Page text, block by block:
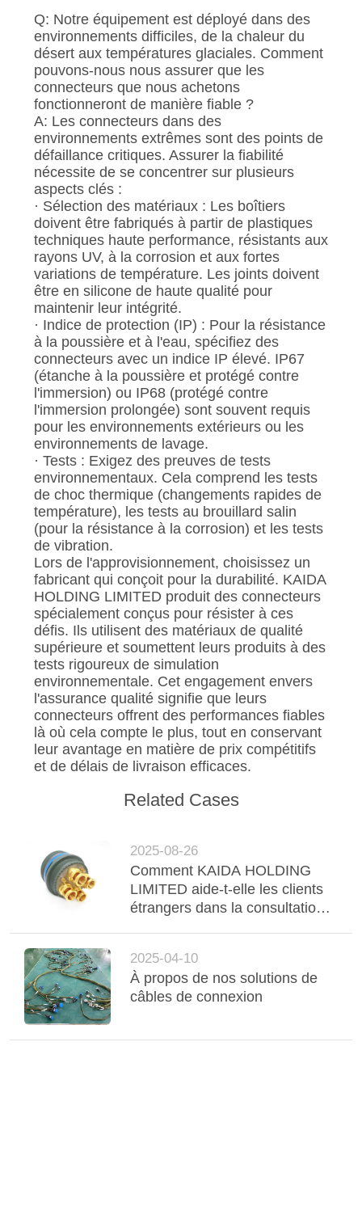
NOUVELLES
LES
AFFAIRES
DEMANDEZ
UN DEVIS
PLAN
SITE
POLITIQUE
MATIÈRE
PROTECTION
VIE
PRIVÉE
Q: Notre équipement est déployé dans des
environnements difficiles, de la chaleur du
désert aux températures glaciales. Comment
pouvons-nous nous assurer que les
connecteurs que nous achetons
fonctionneront de manière fiable ?
A: Les connecteurs dans des
environnements extrêmes sont des points de
défaillance critiques. Assurer la fiabilité
nécessite de se concentrer sur plusieurs
aspects clés :
· Sélection des matériaux : Les boîtiers
doivent être fabriqués à partir de plastiques
techniques haute performance, résistants aux
rayons UV, à la corrosion et aux fortes
variations de température. Les joints doivent
être en silicone de haute qualité pour
maintenir leur intégrité.
· Indice de protection (IP) : Pour la résistance
à la poussière et à l'eau, spécifiez des
connecteurs avec un indice IP élevé. IP67
(étanche à la poussière et protégé contre
l'immersion) ou IP68 (protégé contre
l'immersion prolongée) sont souvent requis
pour les environnements extérieurs ou les
environnements de lavage.
· Tests : Exigez des preuves de tests
environnementaux. Cela comprend les tests
de choc thermique (changements rapides de
température), les tests au brouillard salin
(pour la résistance à la corrosion) et les tests
de vibration.
Lors de l'approvisionnement, choisissez un
fabricant qui conçoit pour la durabilité. KAIDA
HOLDING LIMITED produit des connecteurs
spécialement conçus pour résister à ces
défis. Ils utilisent des matériaux de qualité
supérieure et soumettent leurs produits à des
tests rigoureux de simulation
environnementale. Cet engagement envers
l'assurance qualité signifie que leurs
connecteurs offrent des performances fiables
là où cela compte le plus, tout en conservant
leur avantage en matière de prix compétitifs
et de délais de livraison efficaces.
Related Cases
2025-08-26
Comment KAIDA HOLDING
LIMITED aide-t-elle les clients
étrangers dans la consultation
2025-04-10
À propos de nos solutions de
câbles de connexion